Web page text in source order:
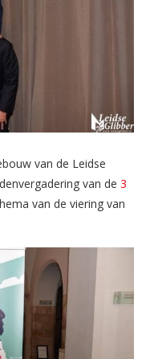
van de Leidse
van de 3
van de viering van